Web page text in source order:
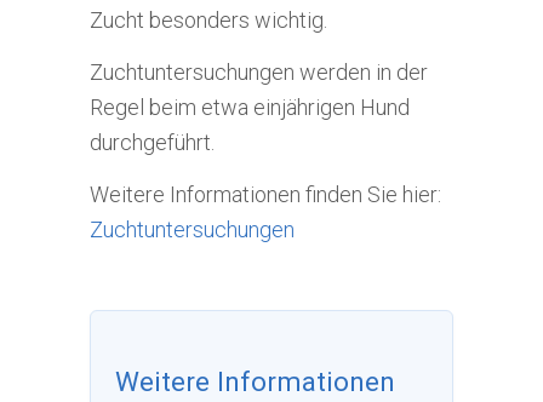
Zucht besonders wichtig.
Zuchtuntersuchungen werden in der
Regel beim etwa einjährigen Hund
durchgeführt.
Weitere Informationen finden Sie hier:
Zuchtuntersuchungen
Weitere Informationen